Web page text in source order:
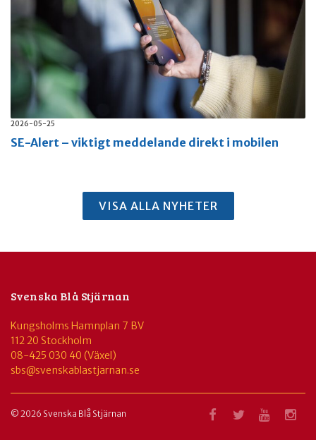
2026-05-25
SE-Alert – viktigt meddelande direkt i mobilen
VISA ALLA NYHETER
Svenska Blå Stjärnan
Kungsholms Hamnplan 7 BV
112 20 Stockholm
08-425 030 40 (Växel)
sbs@svenskablastjarnan.se
© 2026 Svenska Blå Stjärnan